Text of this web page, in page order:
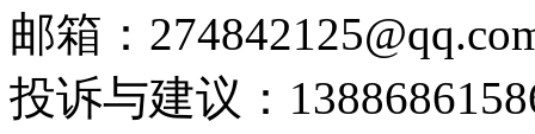
邮箱：
投诉与建议：